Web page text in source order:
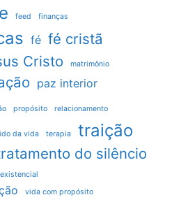
feed finanças
fé fé cristã
Cristo matrimônio
paz interior
propósito relacionamento
da vida terapia traição
do silêncio
vida com propósito